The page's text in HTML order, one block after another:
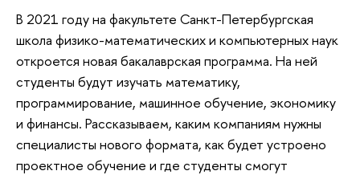
В 2021 году на факультете Санкт-Петербургская
школа физико-математических и компьютерных наук
откроется новая бакалаврская программа. На ней
студенты будут изучать математику,
программирование, машинное обучение, экономику
и финансы. Рассказываем, каким компаниям нужны
специалисты нового формата, как будет устроено
проектное обучение и где студенты смогут